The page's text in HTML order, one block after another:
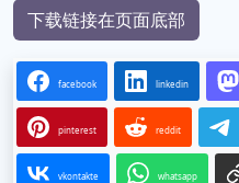
下载链接在页面底部
facebook linkedin
pinterest reddit
vkontakte whatsapp